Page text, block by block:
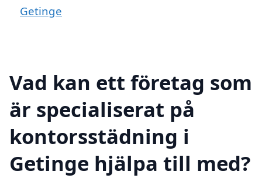
Getinge
Vad kan ett företag som
är specialiserat på
kontorsstädning i
Getinge hjälpa till med?